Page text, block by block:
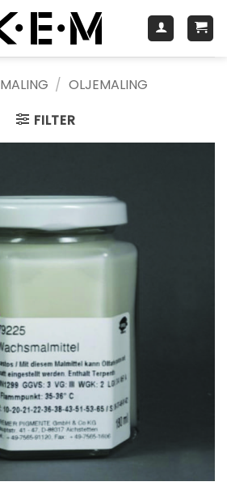
MALING / OLJEMALING
FILTER